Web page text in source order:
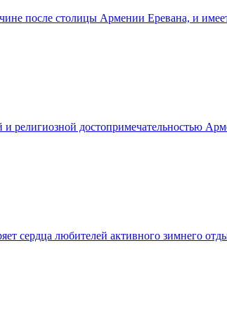
после столицы Армении Еревана, и
религиозной достопримечательностью
сердца любителей активного зимнего